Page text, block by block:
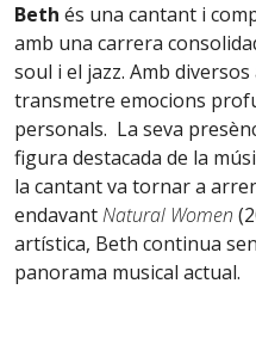
Beth és una cantant i
amb una carrera
soul i el jazz. Amb
transmetre emocions
personals. La seva
figura destacada de la
la cantant va tornar a
endavantNatural Women
artística, Beth continua
panorama musical actual.